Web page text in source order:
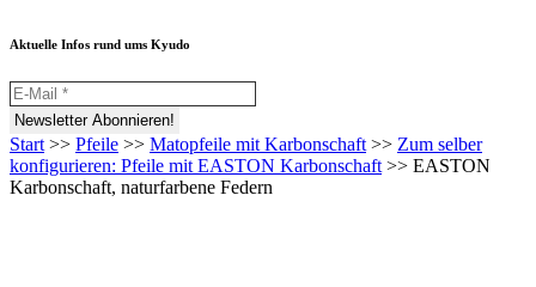
Aktuelle Infos rund ums Kyudo
Start >> Pfeile >> Matopfeile mit Karbonschaft >> Zum selber
konfigurieren: Pfeile mit EASTON Karbonschaft >> EASTON
Karbonschaft, naturfarbene Federn